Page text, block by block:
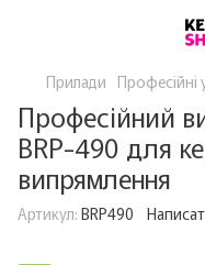
Прилади
Професійний
BRP-490 для
випрямлення
Артикул: BRP490